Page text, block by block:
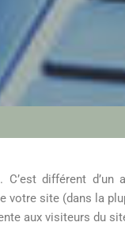
C’est différent
votre site (dans la
aux visiteurs du